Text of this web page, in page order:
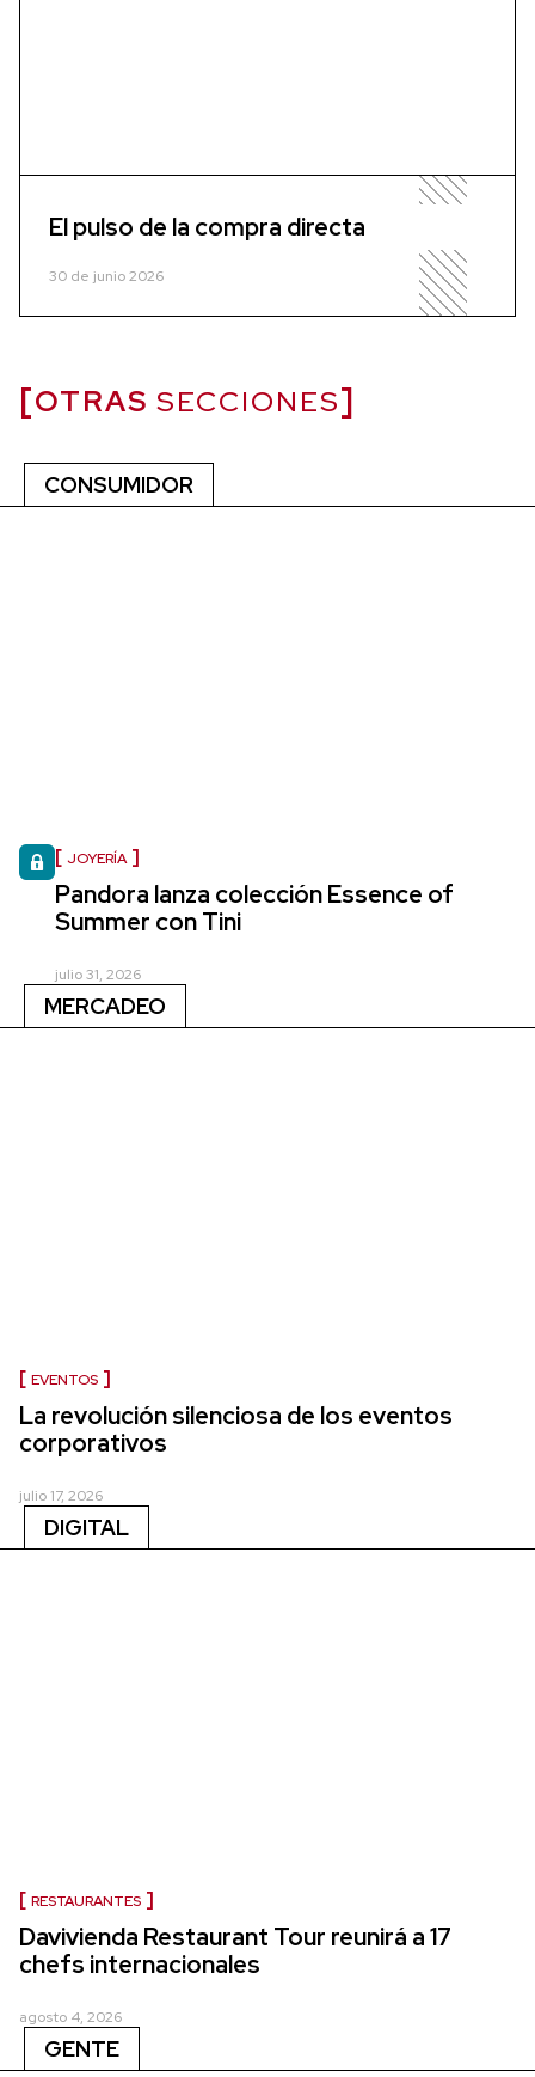
El pulso de la compra directa
30 de junio 2026
OTRAS SECCIONES
CONSUMIDOR
JOYERÍA
Pandora lanza colección Essence of
Summer con Tini
julio 31, 2026
MERCADEO
EVENTOS
La revolución silenciosa de los eventos
corporativos
julio 17, 2026
DIGITAL
RESTAURANTES
Davivienda Restaurant Tour reunirá a 17
chefs internacionales
agosto 4, 2026
GENTE